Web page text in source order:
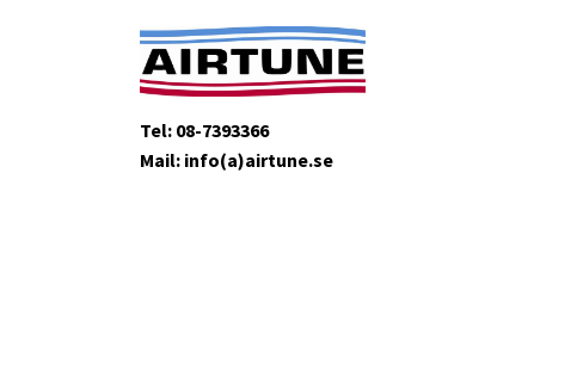
Tel: 08-7393366
Mail: info(a)airtune.se